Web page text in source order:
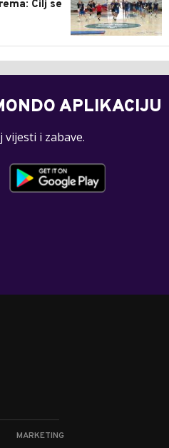
Cilj se
APLIKACIJU
vijesti i zabave.
MARKETING